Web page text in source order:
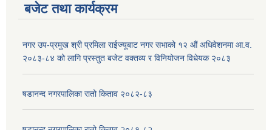
बजेट तथा कार्यक्रम
नगर उप-प्रमुख श्री प्रमिला राईज्यूबाट नगर सभाको १२ ‍औं अधिवेशनमा आ.व.
२०८३-८४ को लागि प्रस्तुत बजेट वक्तव्य र विनियोजन विधेयक २०८३
षडानन्द नगरपालिका रातो किताव २०८२-८३